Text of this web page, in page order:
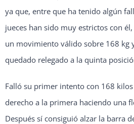
ya que, entre que ha tenido algún
jueces han sido muy estrictos con
un movimiento válido sobre 168 kg
quedado relegado a la quinta
Falló su primer intento con 168
derecho a la primera haciendo una
Después sí consiguió alzar la barra